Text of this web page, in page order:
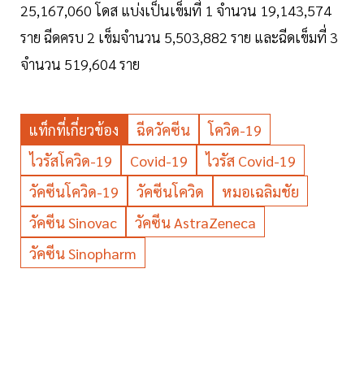
25,167,060 โดส แบ่งเป็นเข็มที่ 1 จำนวน 19,143,574
ราย ฉีดครบ 2 เข็มจำนวน 5,503,882 ราย และฉีดเข็มที่ 3
จำนวน 519,604 ราย
แท็กที่เกี่ยวข้อง ฉีดวัคซีน
โควิด-19
ไวรัสโควิด-19
Covid-19
ไวรัส Covid-19
วัคซีนโควิด-19
วัคซีนโควิด
หมอเฉลิมชัย
วัคซีน Sinovac
วัคซีน AstraZeneca
วัคซีน Sinopharm